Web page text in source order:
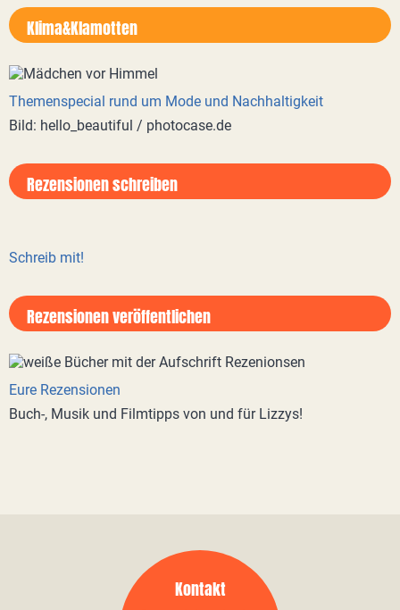
Klima&Klamotten
Themenspecial rund um Mode und Nachhaltigkeit
Bild: hello_beautiful / photocase.de
Rezensionen schreiben
Schreib mit!
Rezensionen veröffentlichen
Eure Rezensionen
Buch-, Musik und Filmtipps von und für Lizzys!
Kontakt